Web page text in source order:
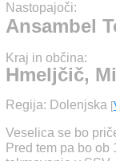
Nastopajoči:
Ansambel
Kraj in občina:
Hmeljčič,
Regija: Dolenjska [
Veselica se bo
Pred tem pa bo ob